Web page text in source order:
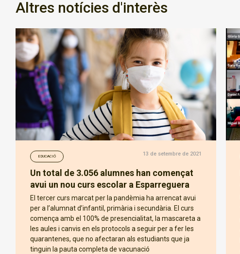
Altres notícies d'interès
EDUCACIÓ 13 de setembre de 2021
Un total de 3.056 alumnes han començat
avui un nou curs escolar a Esparreguera
El tercer curs marcat per la pandèmia ha arrencat avui
per a l’alumnat d’infantil, primària i secundària. El curs
comença amb el 100% de presencialitat, la mascareta a
les aules i canvis en els protocols a seguir per a fer les
quarantenes, que no afectaran als estudiants que ja
tinguin la pauta completa de vacunació